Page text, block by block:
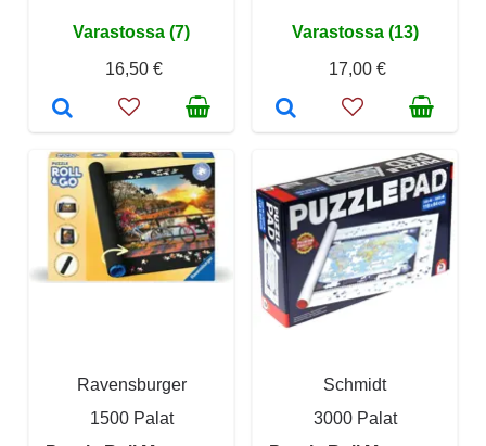
Varastossa (7)
16,50 €
Varastossa (13)
17,00 €
Ravensburger
1500 Palat
Schmidt
3000 Palat